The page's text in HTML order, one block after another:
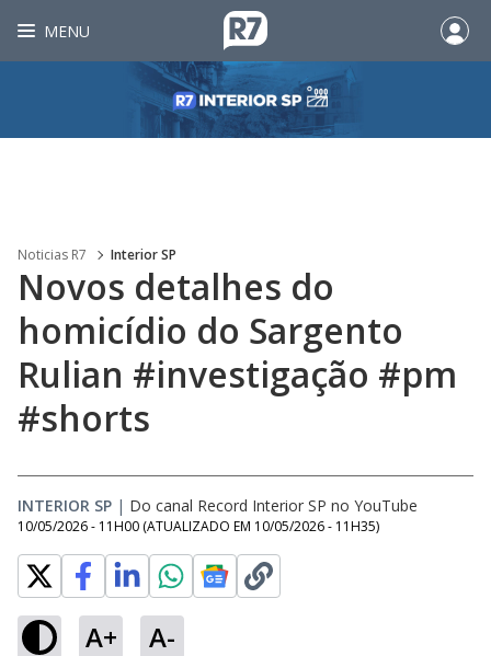
MENU
Noticias R7 Interior SP
Novos detalhes do
homicídio do Sargento
Rulian #investigação #pm
#shorts
INTERIOR SP | Do canal Record Interior SP no YouTube
10/05/2026 - 11H00 (ATUALIZADO EM 10/05/2026 - 11H35)
A+ A-